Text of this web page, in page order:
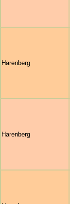
Harenberg
Harenberg